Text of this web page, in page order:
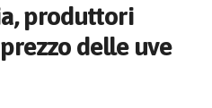
produttori
delle uve